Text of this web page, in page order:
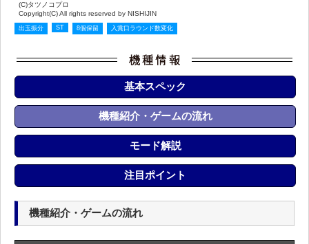
(C)タツノコプロ
Copyright(C) All rights reserved by NISHIJIN
出玉振分 ST 8個保留 入賞口ラウンド数変化
基本スペック
機種紹介・ゲームの流れ
モード解説
注目ポイント
機種紹介・ゲームの流れ